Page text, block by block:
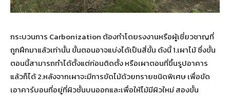
กระบวนการ Carbonization ต้องทำโดยรงงานหรือผู้เชี่ยวชาญที่
ถูกฝึกมาแล้วเท่านั้น ขั้นตอนอาจแบ่งได้เป็นสี่ขั้น ดังนี้ 1.เผาไม้ ซึ่งขั้น
ตอนนี้สามารถทำได้ตั้งแต่ก่อนติดตั้ง หรือเผาตอนที่ขึ้นรูปอาคาร
แล้วก็ได้ 2.หลังจากเผาจะมีการขัดไม้ด้วยทรายชนิดพิเศษ เพื่อขัด
เอาคาร์บอนที่อยู่ที่ผิวชั้นบนออกและเพื่อให้ไม้มีผิวใหม่ สองขั้น